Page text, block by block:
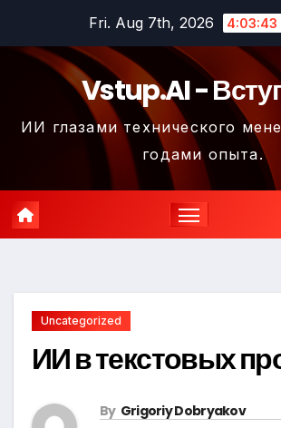
content
Fri. Aug 7th, 2026 4:03:44
Vstup.AI -
ИИ глазами технического
годами опыта.
Uncategorized
ИИ в текстовых
By Grigoriy Dobryakov